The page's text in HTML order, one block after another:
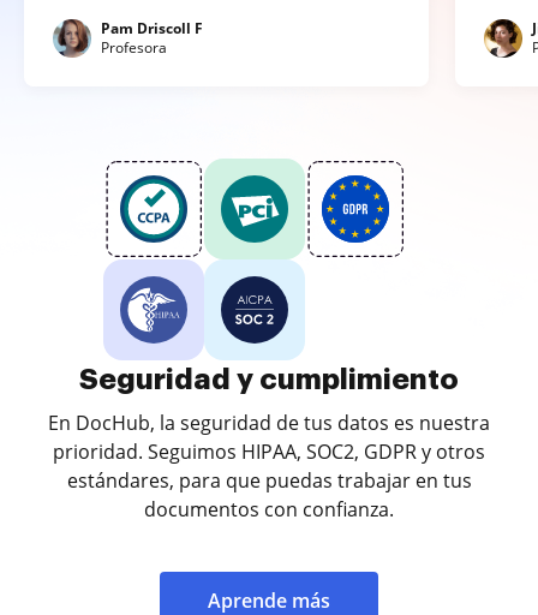
Pam Driscoll F
Profesora
Seguridad y cumplimiento
En DocHub, la seguridad de tus datos es nuestra
prioridad. Seguimos HIPAA, SOC2, GDPR y otros
estándares, para que puedas trabajar en tus
documentos con confianza.
Aprende más